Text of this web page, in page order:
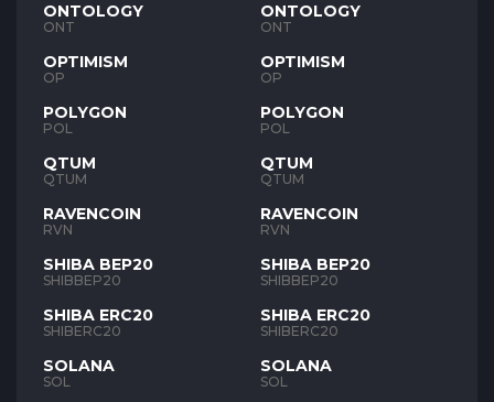
ONTOLOGY
ONT
OPTIMISM
OP
POLYGON
POL
QTUM
QTUM
RAVENCOIN
RVN
SHIBA BEP20
SHIBBEP20
SHIBA ERC20
SHIBERC20
SOLANA
SOL
ONTOLOGY
ONT
OPTIMISM
OP
POLYGON
POL
QTUM
QTUM
RAVENCOIN
RVN
SHIBA BEP20
SHIBBEP20
SHIBA ERC20
SHIBERC20
SOLANA
SOL